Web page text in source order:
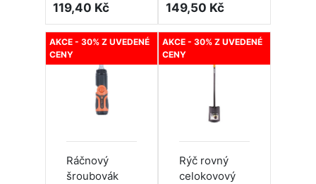
119,40 Kč
149,50 Kč
AKCE - 30% Z UVEDENÉ
CENY
Ráčnový
šroubovák
AKCE - 30% Z UVEDENÉ
CENY
Rýč rovný
celokovový